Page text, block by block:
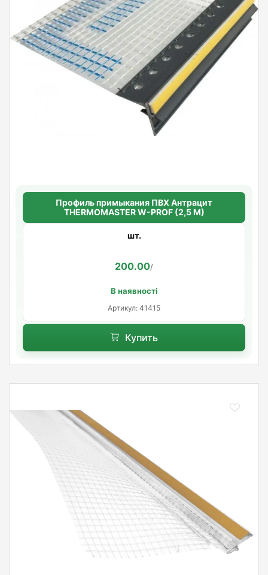
Профиль примыкания ПВХ Антрацит
THERMOMASTER W-PROF (2,5 М)
шт.
200.00/
В наявності
Артикул: 41415
Купить